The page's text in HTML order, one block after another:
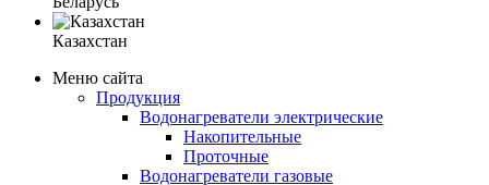
Казахстан
Меню сайта
Продукция
Водонагреватели электрические
Накопительные
Проточные
Водонагреватели газовые